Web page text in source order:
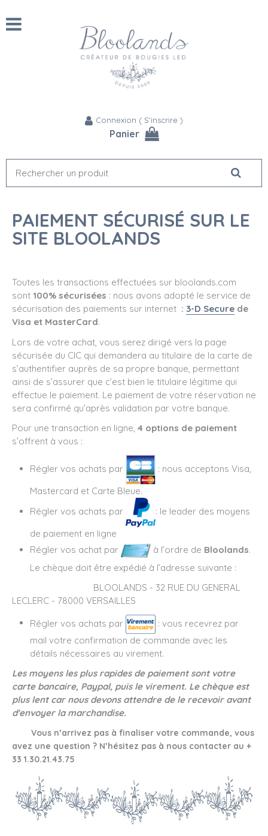
Connexion ( S'inscrire )
Panier
PAIEMENT SÉCURISÉ SUR LE
SITE BLOOLANDS
Toutes les transactions effectuées sur bloolands.com
sont 100% sécurisées : nous avons adopté le service de
sécurisation des paiements sur internet : 3-D Secure de
Visa et MasterCard.
Lors de votre achat, vous serez dirigé vers la page
sécurisée du CIC qui demandera au titulaire de la carte de
s’authentifier auprès de sa propre banque, permettant
ainsi de s’assurer que c’est bien le titulaire légitime qui
effectue le paiement. Le paiement de votre réservation ne
sera confirmé qu’après validation par votre banque.
Pour une transaction en ligne, 4 options de paiement
s’offrent à vous :
Régler vos achats par
: nous acceptons Visa,
Mastercard et Carte Bleue.
Régler vos achats par
: le leader des moyens
de paiement en ligne
Régler vos achat par
à l’ordre de Bloolands.
Le chèque doit être expédié à l’adresse suivante :
BLOOLANDS - 32 RUE DU GENERAL
LECLERC - 78000 VERSAILLES
Régler vos achats par
: vous recevrez par
mail votre confirmation de commande avec les
détails nécessaires au virement.
Les moyens les plus rapides de paiement sont votre
carte bancaire, Paypal, puis le virement. Le chèque est
plus lent car nous devons attendre de le recevoir avant
d'envoyer la marchandise.
Vous n’arrivez pas à finaliser votre commande, vous
avez une question ? N’hésitez pas à nous contacter au +
33 1.30.21.43.75